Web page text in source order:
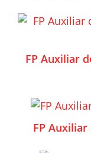
FP Auxiliar
FP